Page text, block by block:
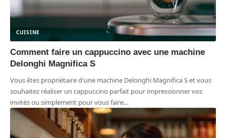
CUISINE
Comment faire un cappuccino avec une machine
Delonghi Magnifica S
Vous êtes propriétaire d'une machine Delonghi Magnifica S et vous
souhaitez réaliser un cappuccino parfait pour impressionner vos
invités ou simplement pour vous faire…